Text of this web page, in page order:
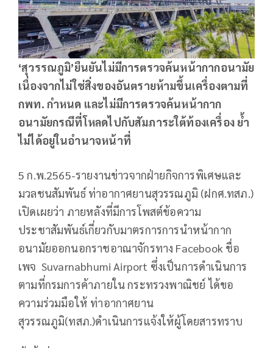
‘สุวรรณภูมิ’ยืนยันไม่มีการตรวจค้นหน้ากากอนามัย
เนื่องจากไม่ใช่สิ่งของอันตรายห้ามขึ้นเครื่องตามที่
กพท. กำหนด และไม่มีการตรวจค้นหน้ากาก
อนามัยกรณีที่โหลดไปกับสัมภาระใต้ท้องเครื่อง ย้ำ
ไม่ได้อยู่ในอำนาจหน้าที่
5 ก.พ.2565-รายงานข่าวจากฝ่ายกิจการพิเศษและ
มวลชนสัมพันธ์ ท่าอากาศยานสุวรรณภูมิ (ฝกศ.ทสภ.)
เปิดเผยว่า ภายหลังที่มีการโพสต์ข้อความ
ประชาสัมพันธ์เกี่ยวกับมาตรการการนำหน้ากาก
อนามัยออกนอกราชอาณาจักรทาง Facebook ชื่อ
เพจ Suvarnabhumi Airport ซึ่งเป็นการดำเนินการ
ตามที่กรมการค้าภายใน กระทรวงพาณิชย์ ได้ขอ
ความร่วมมือให้ ท่าอากาศยาน
สุวรรณภูมิ(ทสภ.)ดำเนินการแจ้งให้ผู้โดยสารทราบ